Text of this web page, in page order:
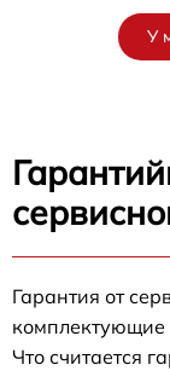
У
Гарантия от
Что считается